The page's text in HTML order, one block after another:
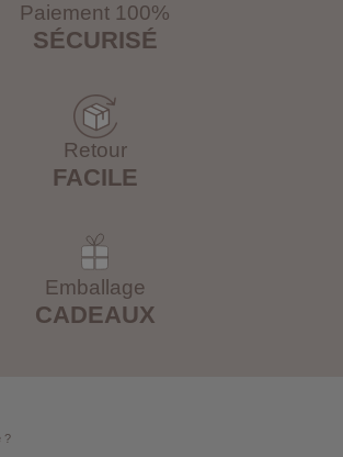
Paiement 100%
SÉCURISÉ
Retour
FACILE
Emballage
CADEAUX
?